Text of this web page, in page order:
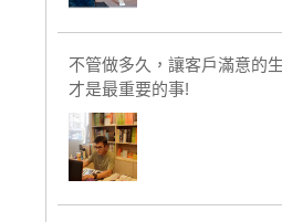
不管做多久，讓客戶滿意的
才是最重要的事!